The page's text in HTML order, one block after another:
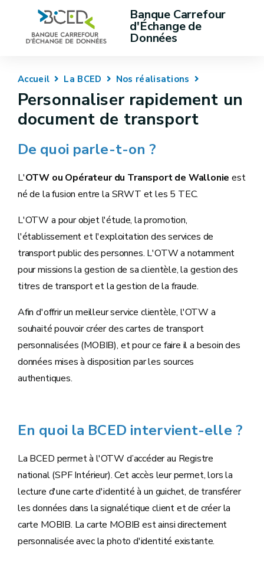
Banque Carrefour
d'Échange de
Données
Accueil La BCED Nos réalisations
Personnaliser rapidement un
document de transport
De quoi parle-t-on ?
L'OTW ou Opérateur du Transport de Wallonie est
né de la fusion entre la SRWT et les 5 TEC.
L'OTW a pour objet l'étude, la promotion,
l'établissement et l'exploitation des services de
transport public des personnes. L'OTW a notamment
pour missions la gestion de sa clientèle, la gestion des
titres de transport et la gestion de la fraude.
Afin d'offrir un meilleur service clientèle, l'OTW a
souhaité pouvoir créer des cartes de transport
personnalisées (MOBIB), et pour ce faire il a besoin des
données mises à disposition par les sources
authentiques.
En quoi la BCED intervient-elle ?
La BCED permet à l'OTW d’accéder au Registre
national (SPF Intérieur). Cet accès leur permet, lors la
lecture d'une carte d'identité à un guichet, de transférer
les données dans la signalétique client et de créer la
carte MOBIB. La carte MOBIB est ainsi directement
personnalisée avec la photo d'identité existante.